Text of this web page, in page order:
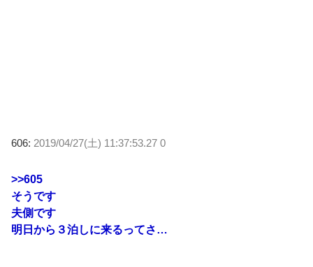
606: 2019/04/27(土) 11:37:53.27 0
>>605
そうです
夫側です
明日から３泊しに来るってさ…